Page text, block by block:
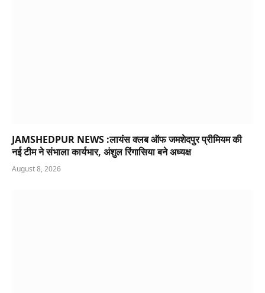
JAMSHEDPUR NEWS :लायंस क्लब ऑफ जमशेदपुर प्रीमियम की
नई टीम ने संभाला कार्यभार, अंशुल रिंगासिया बने अध्यक्ष
August 8, 2026